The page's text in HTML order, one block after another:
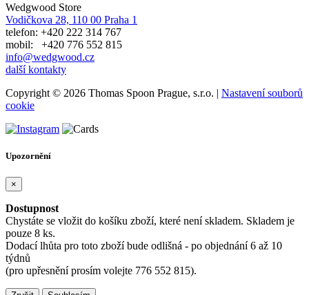
Wedgwood Store
Vodičkova 28, 110 00 Praha 1
telefon: +420 222 314 767
mobil: +420 776 552 815
info@wedgwood.cz
další kontakty
Copyright © 2026 Thomas Spoon Prague, s.r.o. | Nastavení souborů
cookie
Upozornění
×
Dostupnost
Chystáte se vložit do košíku zboží, které není skladem. Skladem je
pouze 8 ks.
Dodací lhůta pro toto zboží bude odlišná - po objednání 6 až 10
týdnů
(pro upřesnění prosím volejte 776 552 815).